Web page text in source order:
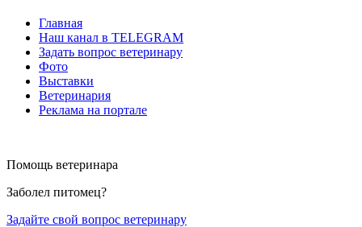
Главная
Наш канал в TELEGRAM
Задать вопрос ветеринару
Фото
Выставки
Ветеринария
Реклама на портале
Помощь ветеринара
Заболел питомец?
Задайте свой вопрос ветеринару